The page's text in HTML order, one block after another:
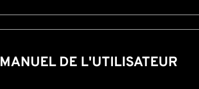
MANUEL DE L'UTILISATEUR